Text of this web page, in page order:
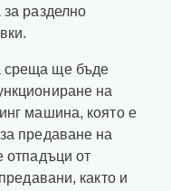
разделно
среща ще бъде
на
машина, която е
предаване на
отпадъци от
както и